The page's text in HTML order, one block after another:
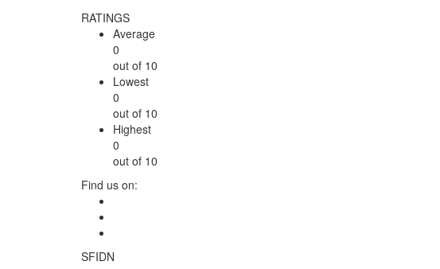
RATINGS
Average
0
out of 10
Lowest
0
out of 10
Highest
0
out of 10
Find us on:
SFIDN